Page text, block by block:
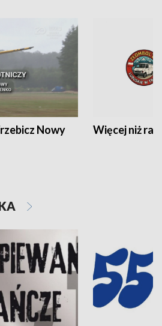
Nowy
Więcej niż rajd